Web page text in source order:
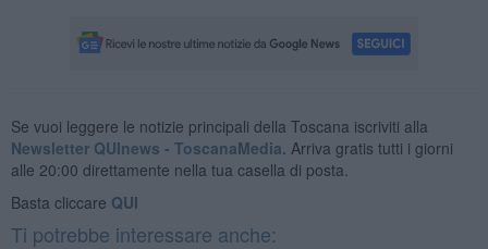
Se vuoi leggere le notizie principali della Toscana iscriviti alla
Newsletter QUInews - ToscanaMedia. Arriva gratis tutti i giorni
alle 20:00 direttamente nella tua casella di posta.
Basta cliccare QUI
Ti potrebbe interessare anche: